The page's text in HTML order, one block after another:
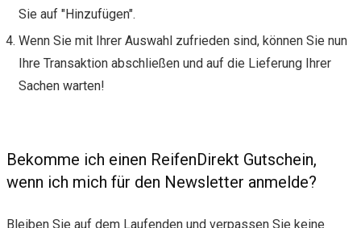
Sie auf "Hinzufügen".
Wenn Sie mit Ihrer Auswahl zufrieden sind, können Sie nun
Ihre Transaktion abschließen und auf die Lieferung Ihrer
Sachen warten!
Bekomme ich einen ReifenDirekt Gutschein,
wenn ich mich für den Newsletter anmelde?
Bleiben Sie auf dem Laufenden und verpassen Sie keine